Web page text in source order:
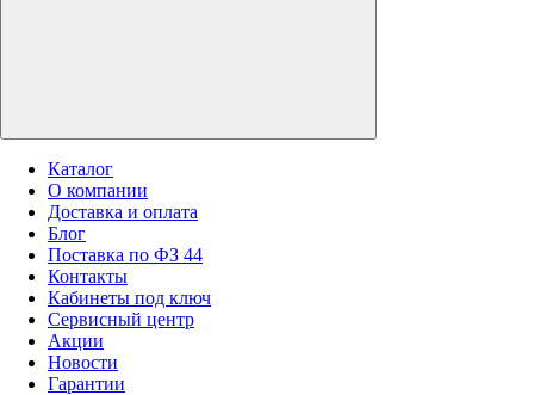
Каталог
О компании
Доставка и оплата
Блог
Поставка по ФЗ 44
Контакты
Кабинеты под ключ
Сервисный центр
Акции
Новости
Гарантии